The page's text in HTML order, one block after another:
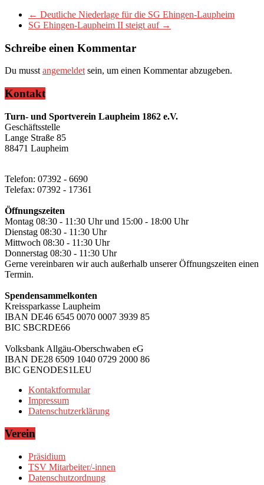
← Deutliche Niederlage für die SG Ehingen-Laupheim
SG Ehingen-Laupheim II steigt auf →
Schreibe einen Kommentar
Du musst angemeldet sein, um einen Kommentar abzugeben.
Kontakt
Turn- und Sportverein Laupheim 1862 e.V.
Geschäftsstelle
Lange Straße 85
88471 Laupheim
Telefon: 07392 - 6690
Telefax: 07392 - 17361
Öffnungszeiten
Montag 08:30 - 11:30 Uhr und 15:00 - 18:00 Uhr
Dienstag 08:30 - 11:30 Uhr
Mittwoch 08:30 - 11:30 Uhr
Donnerstag 08:30 - 11:30 Uhr
Gerne vereinbaren wir auch außerhalb unserer Öffnungszeiten einen
Termin.
Spendensammelkonten
Kreissparkasse Laupheim
IBAN DE46 6545 0070 0007 3939 85
BIC SBCRDE66
Volksbank Allgäu-Oberschwaben eG
IBAN DE28 6509 1040 0729 2000 86
BIC GENODES1LEU
Kontaktformular
Impressum
Datenschutzerklärung
Verein
Präsidium
TSV Mitarbeiter/-innen
Datenschutzordnung